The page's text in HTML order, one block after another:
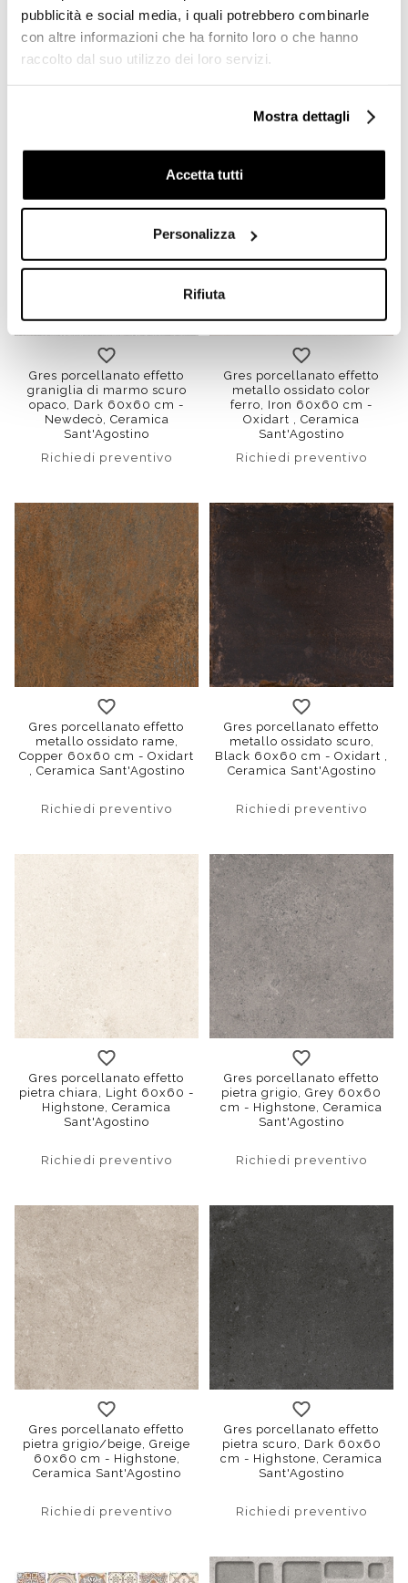
pubblicità e social media, i quali potrebbero combinarle
con altre informazioni che ha fornito loro o che hanno
raccolto dal suo utilizzo dei loro servizi.
Mostra dettagli
Accetta tutti
Personalizza
Rifiuta
Gres porcellanato effetto
graniglia di marmo grigio
perla opaco, Pearl 60x60
cm - Newdecò, Ceramica
Sant'Agostino
Gres porcellanato effetto
graniglia di marmo sabbia
opaco, Sand 60x60 cm -
Newdecò, Ceramica
Sant'Agostino
60x60 battiscopa
Gres porcellanato effetto
graniglia di marmo scuro
opaco, Dark 60x60 cm -
Newdecò, Ceramica
Sant'Agostino
Richiedi preventivo
20x20
Gres porcellanato effetto
metallo ossidato color
ferro, Iron 60x60 cm -
Oxidart , Ceramica
Sant'Agostino
Richiedi preventivo
20x20
Gres porcellanato effetto
metallo ossidato rame,
Copper 60x60 cm - Oxidart
, Ceramica Sant'Agostino
Richiedi preventivo
20x20
Gres porcellanato effetto
metallo ossidato scuro,
Black 60x60 cm - Oxidart ,
Ceramica Sant'Agostino
Richiedi preventivo
30x60
Gres porcellanato effetto
pietra chiara, Light 60x60 -
Highstone, Ceramica
Sant'Agostino
Richiedi preventivo
30x60
Gres porcellanato effetto
pietra grigio, Grey 60x60
cm - Highstone, Ceramica
Sant'Agostino
Richiedi preventivo
30x60
Gres porcellanato effetto
pietra grigio/beige, Greige
60x60 cm - Highstone,
Ceramica Sant'Agostino
Richiedi preventivo
30x60
Gres porcellanato effetto
pietra scuro, Dark 60x60
cm - Highstone, Ceramica
Sant'Agostino
Richiedi preventivo